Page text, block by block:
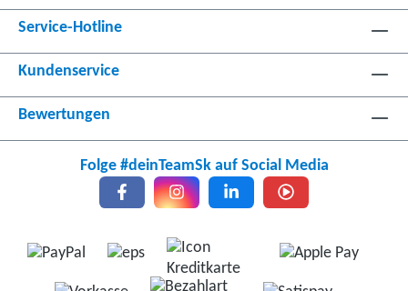
Service-Hotline
Kundenservice
Bewertungen
Folge #deinTeamSk auf Social Media